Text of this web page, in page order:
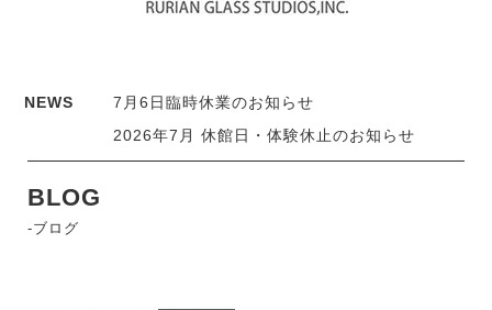
NEWS
7月6日臨時休業のお知らせ
2026年7月 休館日・体験休止のお知らせ
BLOG
-ブログ